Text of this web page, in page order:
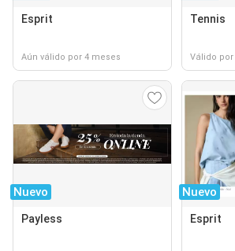
Esprit
Aún válido por 4 meses
Tennis
Válido
Nuevo
Payless
Nuevo
Esprit